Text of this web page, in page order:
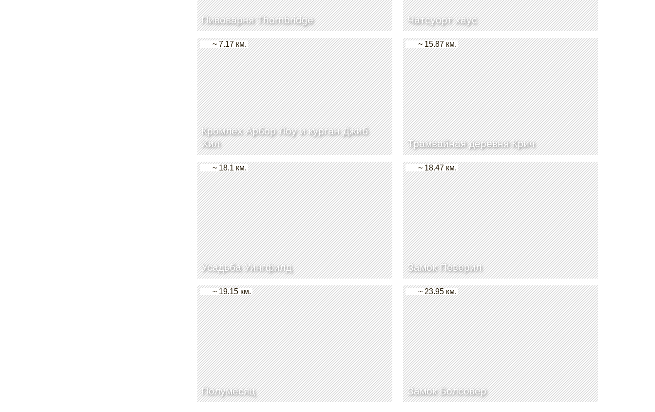
Пивоварня Thornbridge Чатсуорт хаус
Кромлех Арбор Лоу и курган Джиб
Хил
~ 7.17 км.
Трамвайная деревня Крич
~ 15.87 км.
Усадьба Уингфилд
~ 18.1 км.
Замок Певерил
~ 18.47 км.
Полумесяц
~ 19.15 км.
Замок Болсовер
~ 23.95 км.